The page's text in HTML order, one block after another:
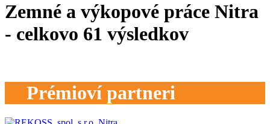
Zemné a výkopové práce Nitra
- celkovo 61 výsledkov
Prémioví partneri